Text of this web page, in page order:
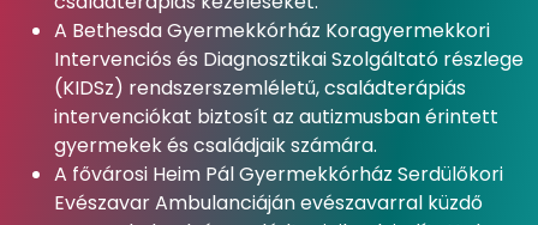
A Bethesda Gyermekkórház Koragyermekkori
Intervenciós és Diagnosztikai Szolgáltató részlege
(KIDSz) rendszerszemléletű, családterápiás
intervenciókat biztosít az autizmusban érintett
gyermekek és családjaik számára.
A fővárosi Heim Pál Gyermekkórház Serdülőkori
Evészavar Ambulanciáján evészavarral küzdő